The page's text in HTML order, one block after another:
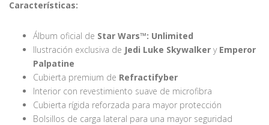
Características:
Álbum oficial de Star Wars™: Unlimited
Ilustración exclusiva de Jedi Luke Skywalker y Emperor
Palpatine
Cubierta premium de Refractifyber
Interior con revestimiento suave de microfibra
Cubierta rígida reforzada para mayor protección
Bolsillos de carga lateral para una mayor seguridad